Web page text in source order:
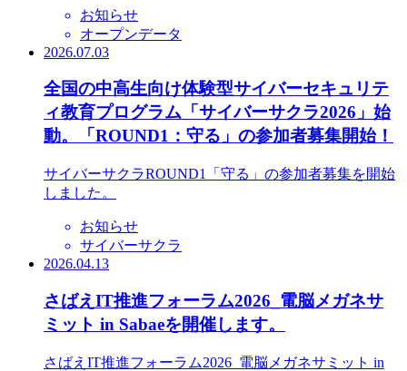
お知らせ
オープンデータ
2026.07.03
全国の中高生向け体験型サイバーセキュリテ
ィ教育プログラム「サイバーサクラ2026」始
動。「ROUND1：守る」の参加者募集開始！
サイバーサクラROUND1「守る」の参加者募集を開始
しました。
お知らせ
サイバーサクラ
2026.04.13
さばえIT推進フォーラム2026_電脳メガネサ
ミット in Sabaeを開催します。
さばえIT推進フォーラム2026_電脳メガネサミット in